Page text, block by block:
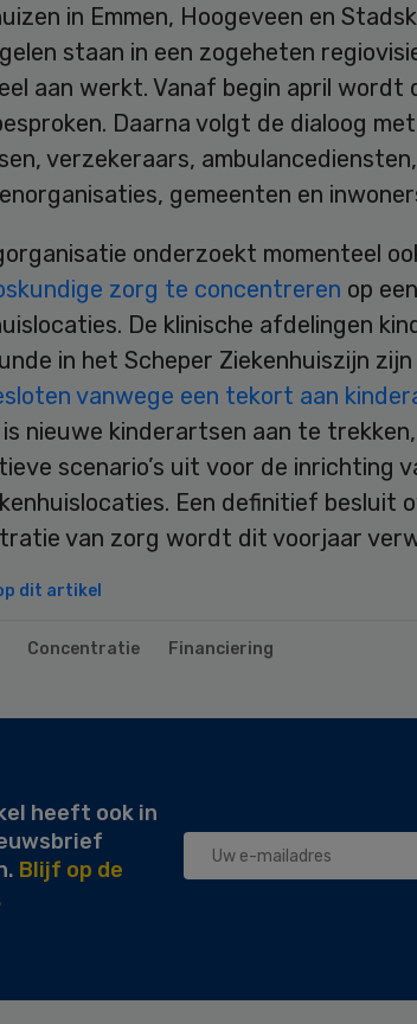
in Emmen, Hoogeveen en
staan in een zogeheten
aan werkt. Vanaf begin april
Daarna volgt de dialoog
verzekeraars, ambulancediensten,
gemeenten en
onderzoekt momenteel
zorg te concentreren op
De klinische afdelingen
in het Scheper Ziekenhuiszijn
vanwege een tekort aan
is nieuwe kinderartsen aan te
scenario’s uit voor de inrichting
Een definitief besluit
van zorg wordt dit voorjaar
dit artikel
Concentratie Financiering
heeft ook in
Blijf op de